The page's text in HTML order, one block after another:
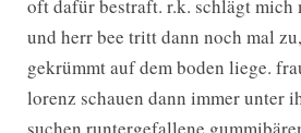
oft dafür bestraft. r.k. schlägt mich
und herr bee tritt dann noch mal
gekrümmt auf dem boden liege.
lorenz schauen dann immer unter